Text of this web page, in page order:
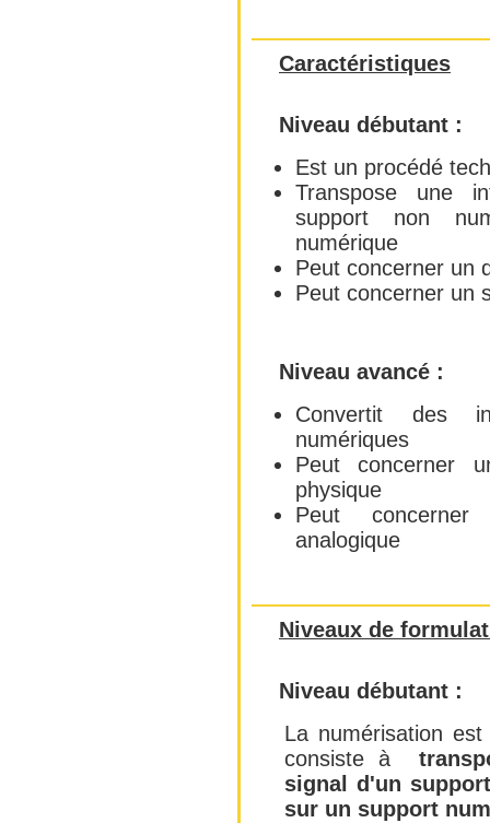
Caractéristiques
Niveau débutant :
Est un procédé
Transpose une
support non
numérique
Peut concerner un
Peut concerner un
Niveau avancé :
Convertit des
numériques
Peut concerner
physique
Peut
analogique
Niveaux de
Niveau débutant :
La numérisation
consiste à
signal d'un
sur un support